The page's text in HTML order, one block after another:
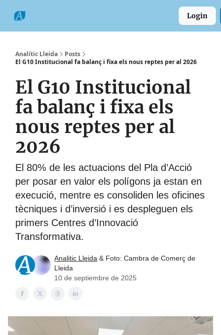
Login
Analític Lleida
Posts
El G10 Institucional fa balanç i fixa els nous reptes per al 2026
El G10 Institucional
fa balanç i fixa els
nous reptes per al
2026
El 80% de les actuacions del Pla d’Acció
per posar en valor els polígons ja estan en
execució, mentre es consoliden les oficines
tècniques i d’inversió i es despleguen els
primers Centres d’Innovació
Transformativa.
Analitic Lleida & Foto: Cambra de Comerç de
Lleida
10 de septiembre de 2025